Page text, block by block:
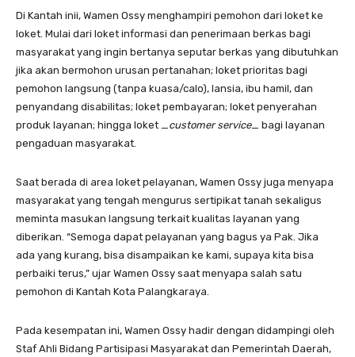
Di Kantah inii, Wamen Ossy menghampiri pemohon dari loket ke
loket. Mulai dari loket informasi dan penerimaan berkas bagi
masyarakat yang ingin bertanya seputar berkas yang dibutuhkan
jika akan bermohon urusan pertanahan; loket prioritas bagi
pemohon langsung (tanpa kuasa/calo), lansia, ibu hamil, dan
penyandang disabilitas; loket pembayaran; loket penyerahan
produk layanan; hingga loket _ customer service_ bagi layanan
pengaduan masyarakat.
Saat berada di area loket pelayanan, Wamen Ossy juga menyapa
masyarakat yang tengah mengurus sertipikat tanah sekaligus
meminta masukan langsung terkait kualitas layanan yang
diberikan. “Semoga dapat pelayanan yang bagus ya Pak. Jika
ada yang kurang, bisa disampaikan ke kami, supaya kita bisa
perbaiki terus,” ujar Wamen Ossy saat menyapa salah satu
pemohon di Kantah Kota Palangkaraya.
Pada kesempatan ini, Wamen Ossy hadir dengan didampingi oleh
Staf Ahli Bidang Partisipasi Masyarakat dan Pemerintah Daerah,